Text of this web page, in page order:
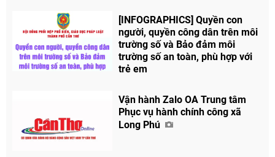
[INFOGRAPHICS] Quyền con
người, quyền công dân trên môi
trường số và Bảo đảm môi
trường số an toàn, phù hợp với
trẻ em
Vận hành Zalo OA Trung tâm
Phục vụ hành chính công xã
Long Phú